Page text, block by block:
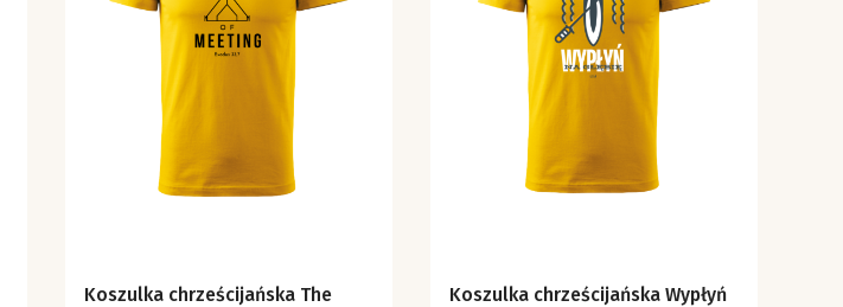
Koszulka chrześcijańska The
Koszulka chrześcijańska Wypłyń